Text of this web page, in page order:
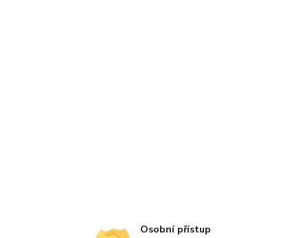
Osobní přístup